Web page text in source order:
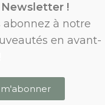
!
abonnez à notre
en avant-